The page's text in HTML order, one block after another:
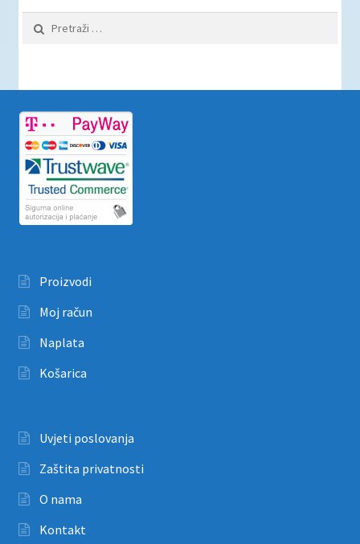
Pretraži:
Proizvodi
Moj račun
Naplata
Košarica
Uvjeti poslovanja
Zaštita privatnosti
O nama
Kontakt